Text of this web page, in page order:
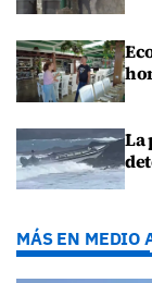
La
MÁS EN MEDIO